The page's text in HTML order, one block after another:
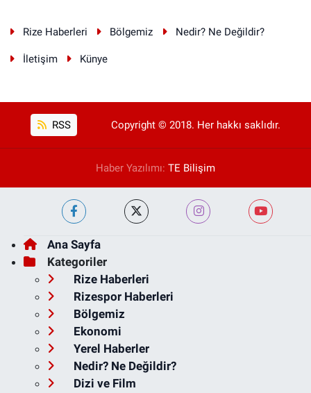
Rize Haberleri Bölgemiz Nedir? Ne Değildir?
İletişim Künye
RSS Copyright © 2018. Her hakkı saklıdır.
Haber Yazılımı: TE Bilişim
Ana Sayfa
Kategoriler
Rize Haberleri
Rizespor Haberleri
Bölgemiz
Ekonomi
Yerel Haberler
Nedir? Ne Değildir?
Dizi ve Film